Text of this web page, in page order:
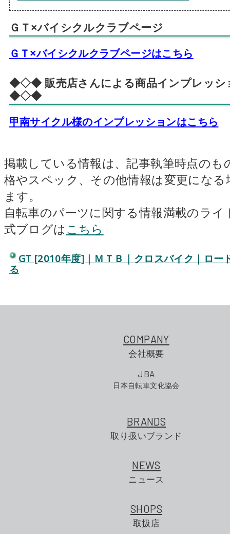
ＧＴ×バイシクルクラブページ
ＧＴ×バイシクルクラブページはこちら
◆◇◆ 販売店さんによる商品インプレッシ
◆◇◆
甲南サイクル様のインプレッションはこちら
掲載している情報は、記事執筆時点のも
格やスペック、その他情報は変更になる
ます。
自転車のパーツに関する情報満載のライ
式ブログはこちら
GT [2010年度]｜ＭＴＢ｜クロスバイク｜ロー
る
COMPANY
会社概要
JBA
日本自転車文化協会
BRANDS
取り扱いブランド
NEWS
ニュース
SHOPS
取扱店